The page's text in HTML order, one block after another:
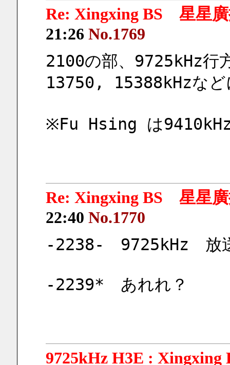
Re: Xingxing BS 星星
21:26 No.1769
2100の部、9725kHz
13750, 15388kHzなど
※Fu Hsing は
Re: Xingxing BS 星星
22:40 No.1770
-2238-　9725kHz　
-2239*　あれれ？
9725kHz H3E :